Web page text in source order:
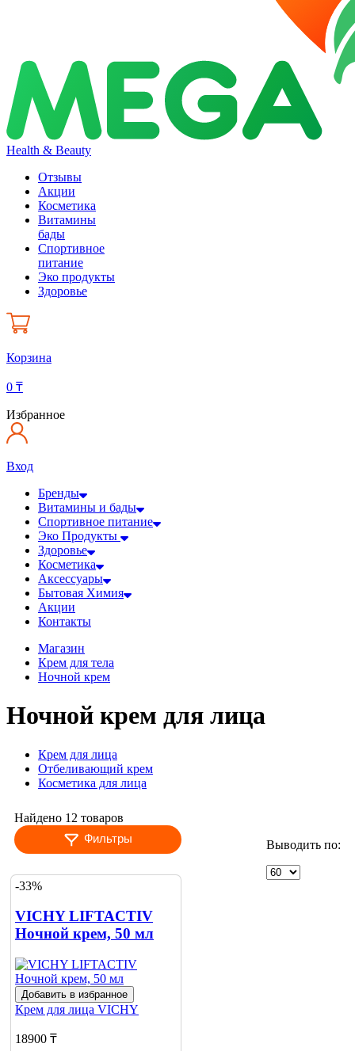
Health & Beauty
Отзывы
Акции
Косметика
Витамины
бады
Спортивное
питание
Эко продукты
Здоровье
Корзина
0 ₸
Избранное
Вход
Бренды
Витамины и бады
Спортивное питание
Эко Продукты
Здоровье
Косметика
Аксессуары
Бытовая Химия
Акции
Контакты
Магазин
Крем для тела
Ночной крем
Ночной крем для лица
Крем для лица
Отбеливающий крем
Косметика для лица
Найдено 12 товаров
Фильтры
Выводить по:
-33%
VICHY LIFTACTIV
Ночной крем, 50 мл
Добавить в избранное
Крем для лица VICHY
18900 ₸